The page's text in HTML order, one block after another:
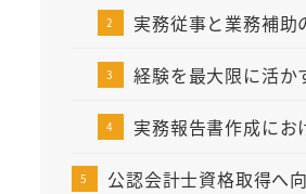
実務従事と業務補助
経験を最大限に活か
実務報告書作成にお
公認会計士資格取得へ